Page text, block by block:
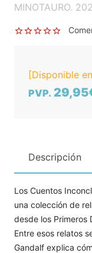
MINOTAURO.
[Disponible
PVP.
Descripción
Los Cuentos
una colección de
desde los Primeros
Entre esos relatos
Gandalf explica